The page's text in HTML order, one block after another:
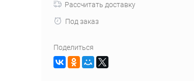
Рассчитать доставку
Под заказ
Поделиться